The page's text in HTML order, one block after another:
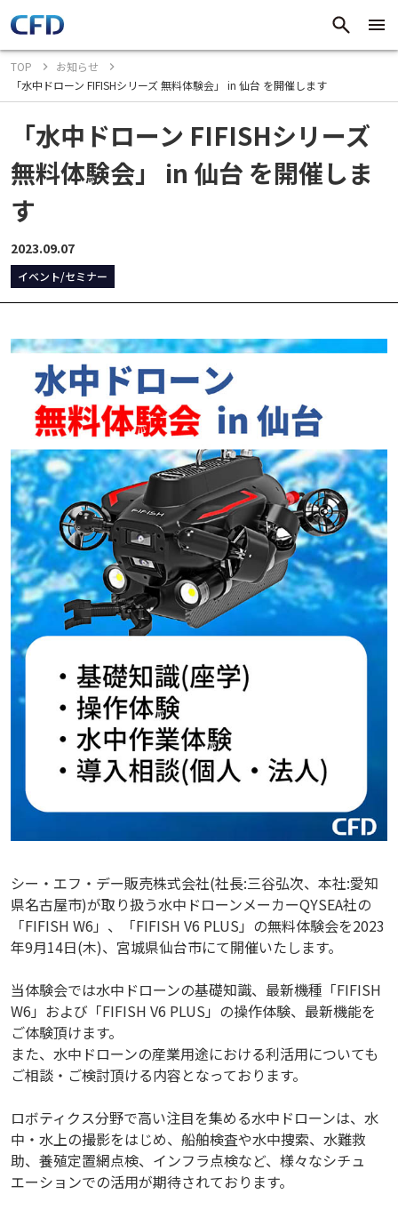
TOP
お知らせ
「水中ドローン FIFISHシリーズ 無料体験会」 in 仙台 を開催します
「水中ドローン FIFISHシリーズ
無料体験会」 in 仙台 を開催しま
す
2023.09.07
イベント/セミナー
シー・エフ・デー販売株式会社(社長:三谷弘次、本社:愛知
県名古屋市)が取り扱う水中ドローンメーカーQYSEA社の
「FIFISH W6」、「FIFISH V6 PLUS」の無料体験会を2023
年9月14日(木)、宮城県仙台市にて開催いたします。
当体験会では水中ドローンの基礎知識、最新機種「FIFISH
W6」および「FIFISH V6 PLUS」の操作体験、最新機能を
ご体験頂けます。
また、水中ドローンの産業用途における利活用についても
ご相談・ご検討頂ける内容となっております。
ロボティクス分野で高い注目を集める水中ドローンは、水
中・水上の撮影をはじめ、船舶検査や水中捜索、水難救
助、養殖定置網点検、インフラ点検など、様々なシチュ
エーションでの活用が期待されております。